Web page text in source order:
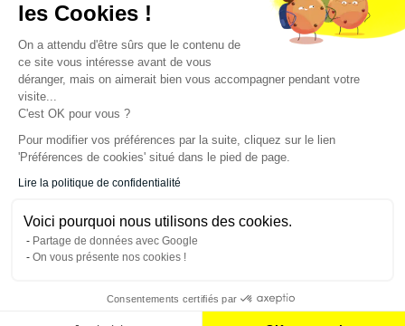
les Cookies !
On a attendu d'être sûrs que le contenu de
ce site vous intéresse avant de vous
déranger, mais on aimerait bien vous accompagner pendant votre
visite...
C'est OK pour vous ?
Pour modifier vos préférences par la suite, cliquez sur le lien
'Préférences de cookies' situé dans le pied de page.
Lire la politique de confidentialité
Voici pourquoi nous utilisons des cookies.
Partage de données avec Google
On vous présente nos cookies !
Consentements certifiés par
AJOUTER AU PANIER
Enregistrez vous à la newsletter
Restez à l'actualité sur nos produits et les offres du
moment
NOS SERVICES
INFORMATIONS
CONTACT